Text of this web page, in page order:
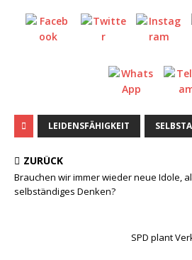
LEIDENSFÄHIGKEIT
ZURÜCK
Brauchen wir immer wieder neue Idole,
selbständiges Denken?
SPD plant